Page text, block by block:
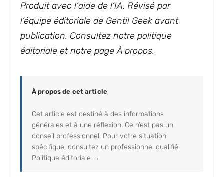
Produit avec l’aide de l’IA. Révisé par
l’équipe éditoriale de Gentil Geek avant
publication. Consultez notre politique
éditoriale et notre page À propos.
À propos de cet article
Cet article est destiné à des informations
générales et à une réflexion. Ce n’est pas un
conseil professionnel. Pour votre situation
spécifique, consultez un professionnel qualifié.
Politique éditoriale →